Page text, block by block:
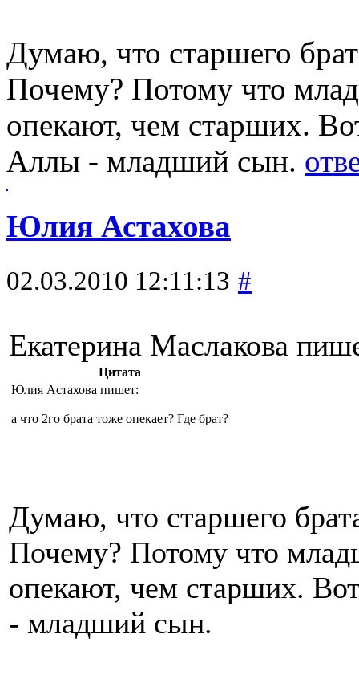
Думаю, что старшего
Почему? Потому что
опекают, чем старших.
Аллы - младший сын.
Юлия Астахова
02.03.2010 12:11:13 #
Екатерина Маслакова
Цитата
Юлия Астахова пишет:
а что 2го брата тоже опекает? Где брат?
Думаю, что старшего
Почему? Потому что
опекают, чем старших.
- младший сын.